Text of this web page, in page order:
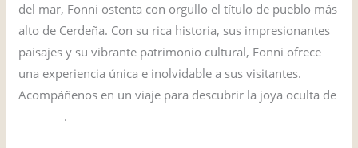
del mar, Fonni ostenta con orgullo el título de pueblo más
alto de Cerdeña. Con su rica historia, sus impresionantes
paisajes y su vibrante patrimonio cultural, Fonni ofrece
una experiencia única e inolvidable a sus visitantes.
Acompáñenos en un viaje para descubrir la joya oculta de
.